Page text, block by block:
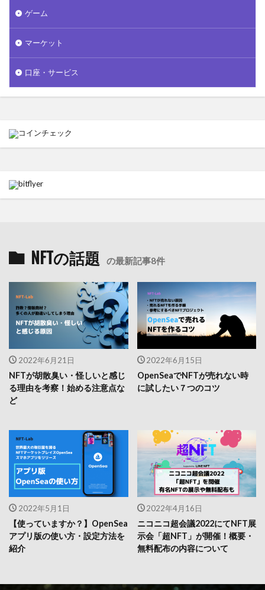
ゲーム
マーケット
口座・サービス
NFTの話題 の最新記事8件
2022年6月21日
NFTが胡散臭い・怪しいと感じ
る理由を考察！始める注意点な
ど
2022年6月15日
OpenSeaでNFTが売れない時
に試したい７つのコツ
2022年5月1日
【使っていますか？】OpenSea
アプリ版の使い方・設定方法を
紹介
2022年4月16日
ニコニコ超会議2022にてNFT展
示会「超NFT」が開催！概要・
無料配布の内容について